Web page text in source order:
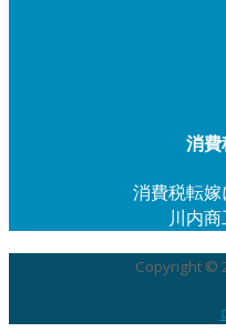
消
消費税転
川内
Copyright ©